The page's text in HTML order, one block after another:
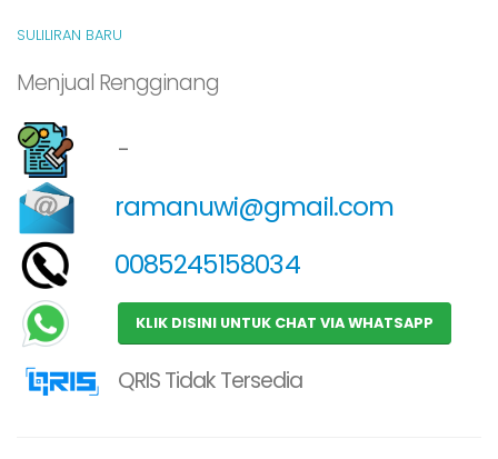
SULILIRAN BARU
Menjual Rengginang
-
ramanuwi@gmail.com
0085245158034
KLIK DISINI UNTUK CHAT VIA WHATSAPP
QRIS Tidak Tersedia